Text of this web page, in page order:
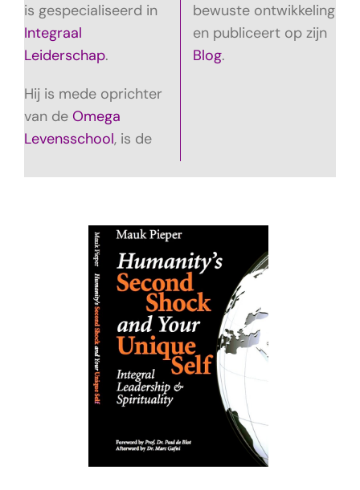
is gespecialiseerd in
Integraal
Leiderschap.
Hij is mede oprichter
van de Omega
Levensschool, is de
bewuste ontwikkeling
en publiceert op zijn
Blog.